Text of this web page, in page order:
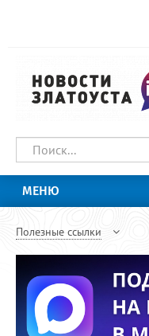
МЕНЮ
Полезные ссылки